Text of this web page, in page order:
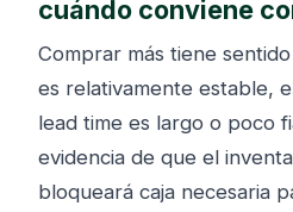
cuándo conviene
Comprar más tiene
es relativamente estable,
lead time es largo o poco
evidencia de que el
bloqueará caja necesaria